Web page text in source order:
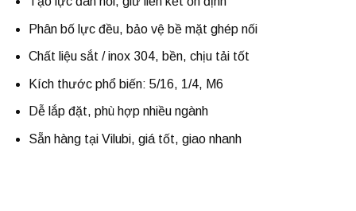
Phân bố lực đều, bảo vệ bề mặt ghép nối
Chất liệu sắt / inox 304, bền, chịu tải tốt
Kích thước phổ biến: 5/16, 1/4, M6
Dễ lắp đặt, phù hợp nhiều ngành
Sẵn hàng tại Vilubi, giá tốt, giao nhanh